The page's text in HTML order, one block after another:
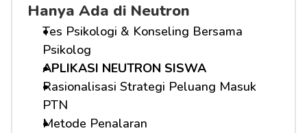
Hanya Ada di Neutron
Tes Psikologi & Konseling Bersama
Psikolog
APLIKASI NEUTRON SISWA
Rasionalisasi Strategi Peluang Masuk
PTN
Metode Penalaran